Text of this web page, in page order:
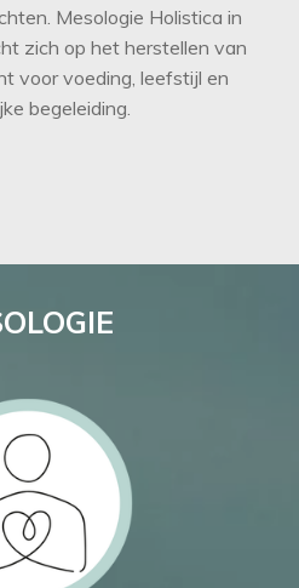
Mesologie Holistica in
zich op het herstellen van
voor voeding, leefstijl en
begeleiding.